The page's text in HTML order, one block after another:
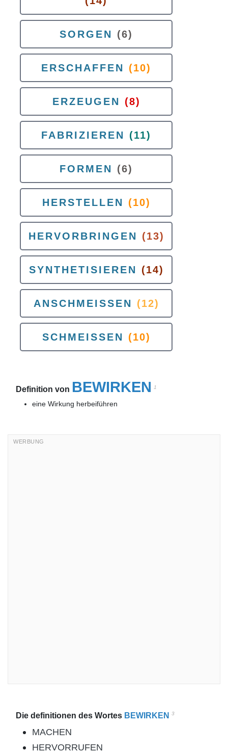
SORGEN (6)
ERSCHAFFEN (10)
ERZEUGEN (8)
FABRIZIEREN (11)
FORMEN (6)
HERSTELLEN (10)
HERVORBRINGEN (13)
SYNTHETISIEREN (14)
ANSCHMEISSEN (12)
SCHMEISSEN (10)
Definition von BEWIRKEN 1
eine Wirkung herbeiführen
Die definitionen des Wortes BEWIRKEN 3
MACHEN
HERVORRUFEN